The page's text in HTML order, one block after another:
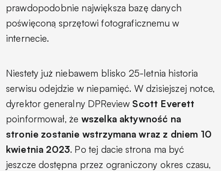
prawdopodobnie największa bazę danych
poświęconą sprzętowi fotograficznemu w
internecie.
Niestety już niebawem blisko 25-letnia historia
serwisu odejdzie w niepamięć. W dzisiejszej notce,
dyrektor generalny DPReview Scott Everett
poinformował, że wszelka aktywność na
stronie zostanie wstrzymana wraz z dniem 10
kwietnia 2023. Po tej dacie strona ma być
jeszcze dostępna przez ograniczony okres czasu,